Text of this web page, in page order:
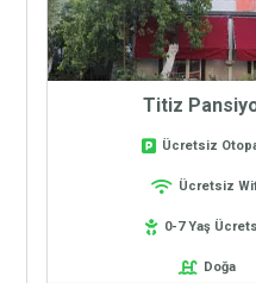
Titiz
Ücretsiz
Ücretsiz
0-7 Yaş
Doğa